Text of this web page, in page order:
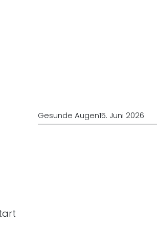
Gesunde Augen15. Juni 2026